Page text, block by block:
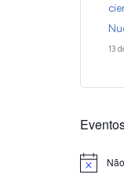
13
Notice